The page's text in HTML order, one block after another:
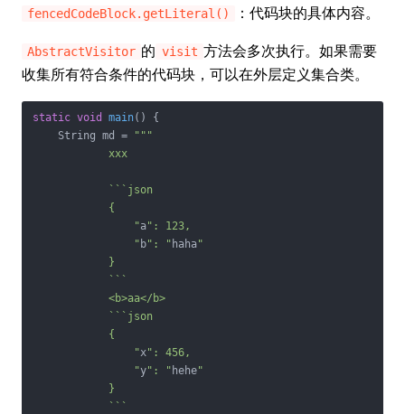
fencedCodeBlock.getLiteral() ：代码块的具体内容。
AbstractVisitor 的 visit 方法会多次执行。如果需要
收集所有符合条件的代码块，可以在外层定义集合类。
static void main()
{
    String md =
"" "
            xxx
            ```json
            {
                "
a": 123,
                "
b": " haha"
            }
            ```
            <b>aa</b>
            ```json
            {
                "
x": 456,
                "
y": " hehe"
            }
            ```